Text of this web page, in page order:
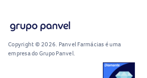
Copyright © 2026. Panvel Farmácias é uma
empresa do Grupo Panvel.